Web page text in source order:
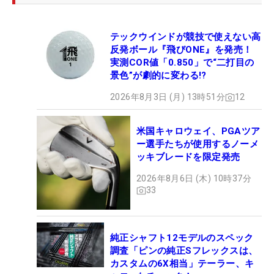
テックウインドが競技で使えない高
反発ボール『飛びONE』を発売！
実測COR値「0.850」で“二打目の
景色”が劇的に変わる!?
2026年8月3日 (月) 13時51分 12
米国キャロウェイ、PGAツア
ー選手たちが使用するノーメ
ッキブレードを限定発売
2026年8月6日 (木) 10時37分
33
純正シャフト12モデルのスペック
調査「ピンの純正Sフレックスは、
カスタムの6X相当」テーラー、キ